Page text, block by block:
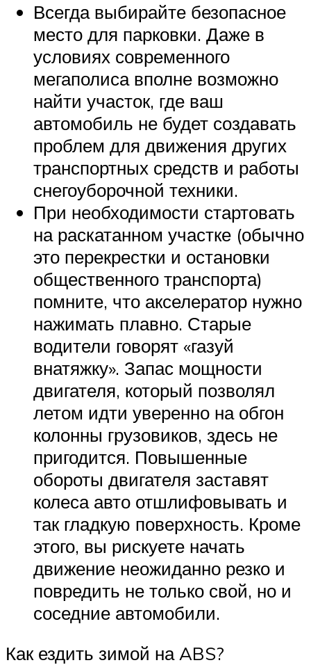
Всегда выбирайте безопасное
место для парковки. Даже в
условиях современного
мегаполиса вполне возможно
найти участок, где ваш
автомобиль не будет создавать
проблем для движения других
транспортных средств и работы
снегоуборочной техники.
При необходимости стартовать
на раскатанном участке (обычно
это перекрестки и остановки
общественного транспорта)
помните, что акселератор нужно
нажимать плавно. Старые
водители говорят «газуй
внатяжку». Запас мощности
двигателя, который позволял
летом идти уверенно на обгон
колонны грузовиков, здесь не
пригодится. Повышенные
обороты двигателя заставят
колеса авто отшлифовывать и
так гладкую поверхность. Кроме
этого, вы рискуете начать
движение неожиданно резко и
повредить не только свой, но и
соседние автомобили.
Как ездить зимой на ABS?